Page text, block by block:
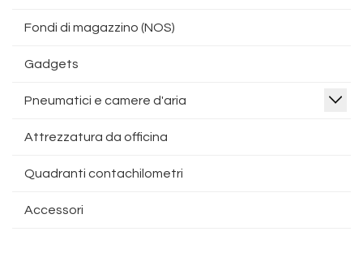
Fondi di magazzino (NOS)
Gadgets
Pneumatici e camere d'aria
Attrezzatura da officina
Quadranti contachilometri
Accessori